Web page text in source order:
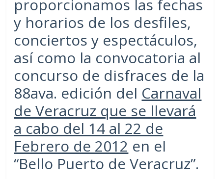
proporcionamos las fechas
y horarios de los desfiles,
conciertos y espectáculos,
así como la convocatoria al
concurso de disfraces de la
88ava. edición del Carnaval
de Veracruz que se llevará
a cabo del 14 al 22 de
Febrero de 2012 en el
“Bello Puerto de Veracruz”.